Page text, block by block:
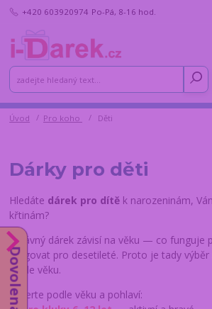
+420 603920974 Po-Pá, 8-16 hod.
Úvod Pro koho Děti
Dárky pro děti
Hledáte dárek pro dítě k narozeninám,
křtinám?
Správný dárek závisí na věku — co funguje
fungovat pro desetileté. Proto je tady výběr
podle věku.
Vyberte podle věku a pohlaví: